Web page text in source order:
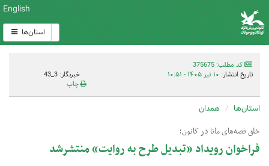
English
استان‌ها
کد مطلب: 375675
تاریخ انتشار: ۱۰ تیر ۱۴۰۵ - ۱۰:۵۱
خبرنگار: 3_43
چاپ
استان‌ها همدان
خلق قصه‌های مانا در کانون؛‌
فراخوان رویداد «تبدیل طرح به روایت» منتشرشد